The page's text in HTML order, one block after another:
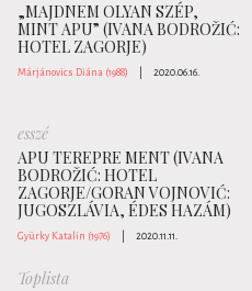
„MAJDNEM OLYAN SZÉP,
MINT APU” (IVANA BODROŽIĆ:
HOTEL ZAGORJE)
Márjánovics Diána (1988) 2020.06.16.
esszé
APU TEREPRE MENT (IVANA
BODROŽIĆ: HOTEL
ZAGORJE/GORAN VOJNOVIĆ:
JUGOSZLÁVIA, ÉDES HAZÁM)
Gyürky Katalin (1976) 2020.11.11.
Toplista